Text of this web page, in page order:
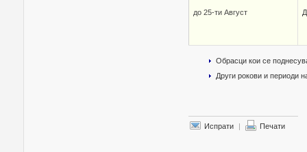
до 25-ти Август
Обрасци кои се
Други рокови и периоди
Испрати | Печати